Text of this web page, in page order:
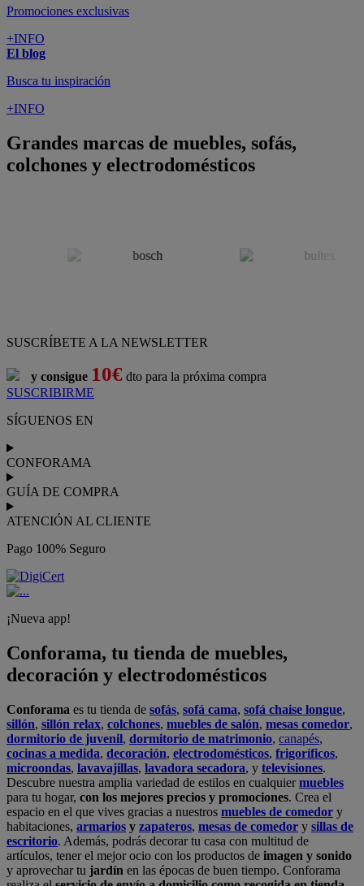
Promociones exclusivas
+INFO
El blog
Busca tu inspiración
+INFO
Grandes marcas de muebles, sofás,
colchones y electrodomésticos
SUSCRÍBETE A LA NEWSLETTER
y consigue 10€ dto para la próxima compra
SUSCRIBIRME
SÍGUENOS EN
CONFORAMA
GUÍA DE COMPRA
ATENCIÓN AL CLIENTE
Pago 100% Seguro
¡Nueva app!
Conforama, tu tienda de muebles,
decoración y electrodomésticos
Conforama es tu tienda de sofás, sofá cama, sofá chaise longue,
sillón, sillón relax, colchones, muebles de salón, mesas comedor,
dormitorio de juvenil, dormitorio de matrimonio, canapés,
cocinas a medida, decoración, electrodomésticos, frigoríficos,
microondas, lavavajillas, lavadora secadora, y televisiones.
Descubre nuestra amplia variedad de estilos en cualquiermuebles
para tu hogar, con los mejores precios y promociones. Crea el
espacio en el que vives gracias a nuestros muebles de comedor y
habitaciones, armarios y zapateros, mesas de comedor y sillas de
escritorio. Además, podrás decorar tu casa con multitud de
artículos, tener el mejor ocio con los productos de imagen y sonido
y aprovechar tu jardín en las épocas de buen tiempo. Conforama